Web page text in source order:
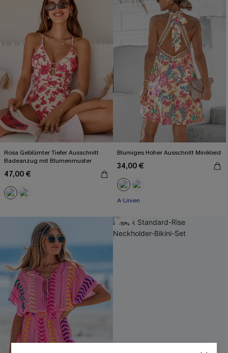
Rosa Geblümter Tiefer Ausschnitt
Badeanzug mit Blumenmuster
47,00 €
Blumiges Hoher Ausschnitt Minikleid
34,00 €
A-Linien
-19%